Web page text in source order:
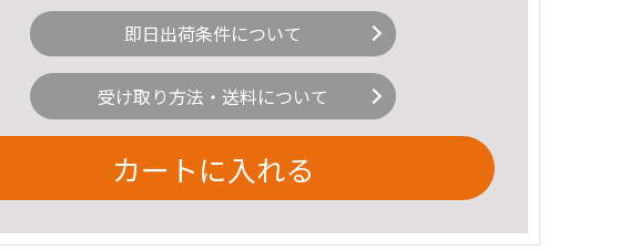
即日出荷条件について
受け取り方法・送料について
カートに入れる